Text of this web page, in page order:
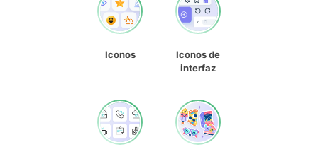
Iconos
Iconos de
interfaz